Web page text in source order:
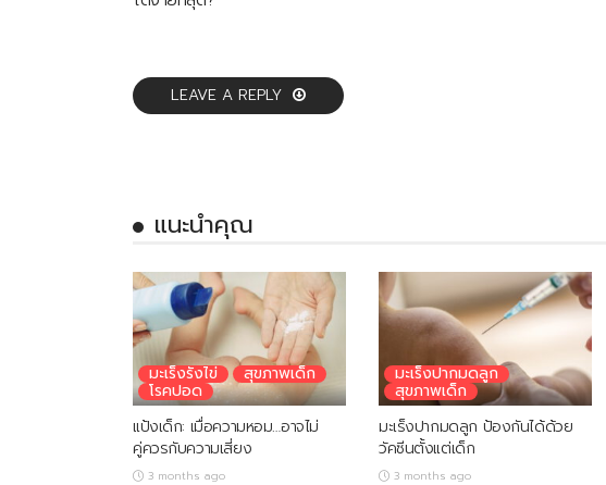
LEAVE A REPLY
แนะนำคุณ
มะเร็งรังไข่ สุขภาพเด็ก
โรคปอด
แป้งเด็ก: เมื่อความหอม…อาจไม่
คู่ควรกับความเสี่ยง
3 months ago
มะเร็งปากมดลูก
สุขภาพเด็ก
มะเร็งปากมดลูก ป้องกันได้ด้วย
วัคซีนตั้งแต่เด็ก
3 months ago